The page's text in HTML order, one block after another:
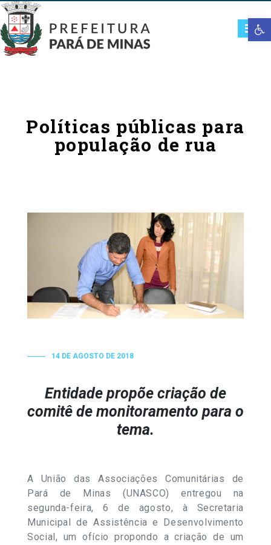
Políticas públicas para
população de rua
14 DE AGOSTO DE 2018
Entidade propõe criação de
comitê de monitoramento para o
tema.
A União das Associações Comunitárias de
Pará de Minas (UNASCO) entregou na
segunda-feira, 6 de agosto, à Secretaria
Municipal de Assistência e Desenvolvimento
Social, um ofício propondo a criação de um